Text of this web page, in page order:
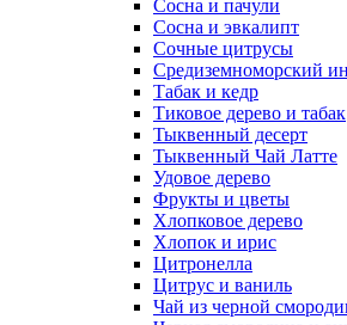
Сосна и пачули
Сосна и эвкалипт
Сочные цитрусы
Средиземноморский
Табак и кедр
Тиковое дерево и табак
Тыквенный десерт
Тыквенный Чай Латте
Удовое дерево
Фрукты и цветы
Хлопковое дерево
Хлопок и ирис
Цитронелла
Цитрус и ваниль
Чай из черной